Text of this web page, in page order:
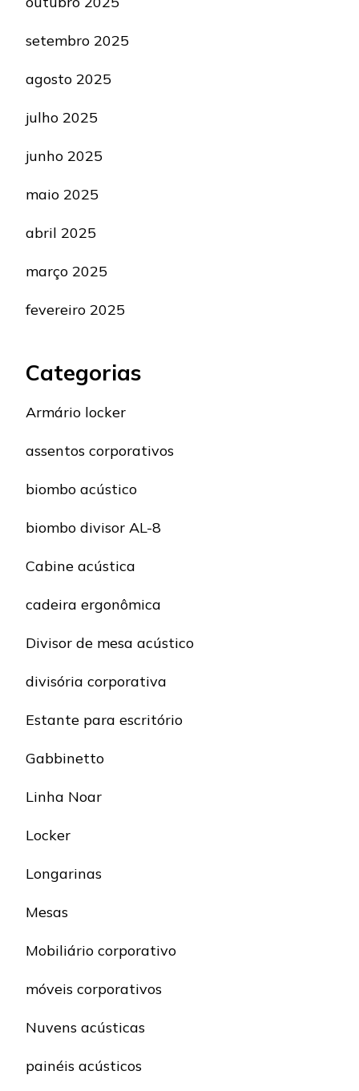
setembro 2025
agosto 2025
julho 2025
junho 2025
maio 2025
abril 2025
março 2025
fevereiro 2025
Categorias
Armário locker
assentos corporativos
biombo acústico
biombo divisor AL-8
Cabine acústica
cadeira ergonômica
Divisor de mesa acústico
divisória corporativa
Estante para escritório
Gabbinetto
Linha Noar
Locker
Longarinas
Mesas
Mobiliário corporativo
móveis corporativos
Nuvens acústicas
painéis acústicos